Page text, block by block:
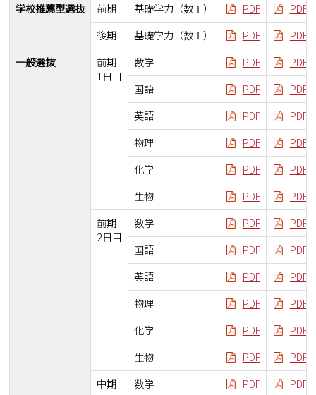
学校推薦型選抜
前期 基礎学力（数Ⅰ） PDF
PDF
後期
基礎学力（数Ⅰ） PDF
PDF
一般選抜
前期
1日目
数学 PDF
PDF
国語
PDF
PDF
英語
PDF
PDF
物理
PDF
PDF
化学
PDF
PDF
生物
PDF
PDF
前期
2日目
数学 PDF
PDF
国語
PDF
PDF
英語
PDF
PDF
物理
PDF
PDF
化学
PDF
PDF
生物
PDF
PDF
中期
数学 PDF
PDF